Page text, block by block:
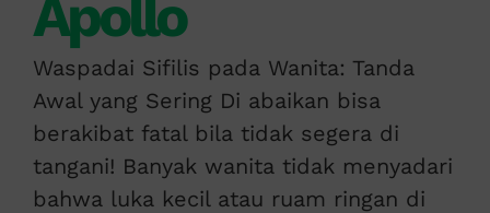
Apollo
Waspadai Sifilis pada Wanita: Tanda
Awal yang Sering Di abaikan bisa
berakibat fatal bila tidak segera di
tangani! Banyak wanita tidak menyadari
bahwa luka kecil atau ruam ringan di